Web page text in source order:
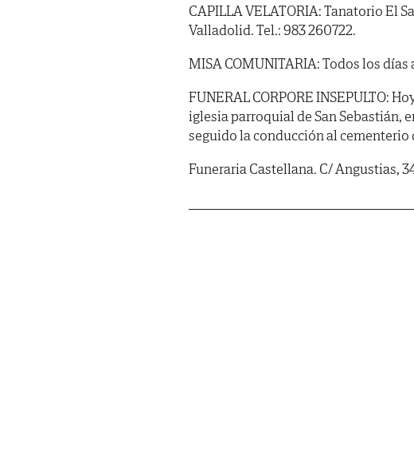
CAPILLA VELATORIA: Tanatorio El
Valladolid. Tel.: 983 260722.
MISA COMUNITARIA: Todos los
FUNERAL CORPORE INSEPULTO:
iglesia parroquial de San Sebastián,
seguido la conducción al cementerio
Funeraria Castellana. C/ Angustias,